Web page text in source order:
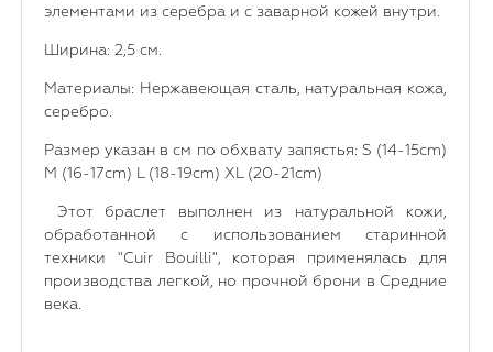
элементами из серебра и с заварной кожей внутри.
Ширина: 2,5 см.
Материалы: Нержавеющая сталь, натуральная кожа,
серебро.
Размер указан в см по обхвату запястья: S (14-15cm)
M (16-17cm) L (18-19cm) XL (20-21cm)
Этот браслет выполнен из натуральной кожи,
обработанной с использованием старинной
техники "Cuir Bouilli", которая применялась для
производства легкой, но прочной брони в Средние
века.